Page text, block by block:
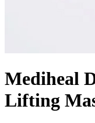
Mediheal
Lifting